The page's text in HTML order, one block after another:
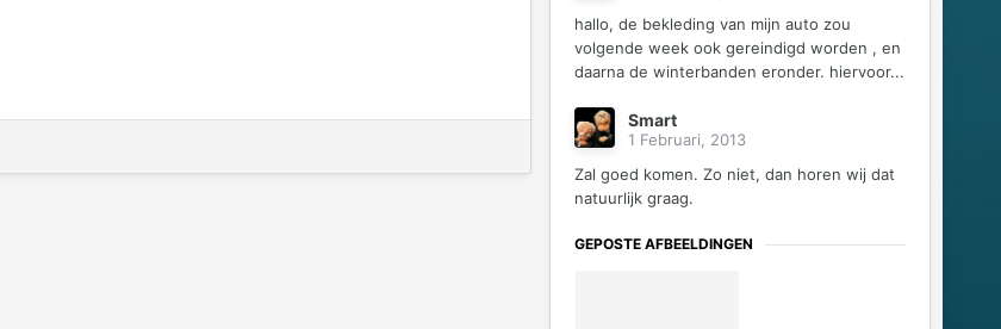
hallo, de bekleding van mijn auto zou
volgende week ook gereindigd worden , en
daarna de winterbanden eronder. hiervoor...
Smart
1 Februari, 2013
Zal goed komen. Zo niet, dan horen wij dat
natuurlijk graag.
GEPOSTE AFBEELDINGEN